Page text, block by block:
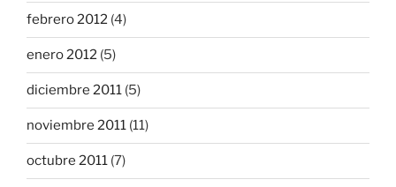
febrero 2012 (4)
enero 2012 (5)
diciembre 2011 (5)
noviembre 2011 (11)
octubre 2011 (7)